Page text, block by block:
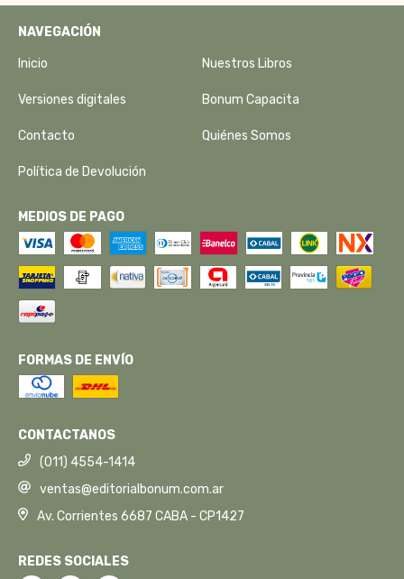
NAVEGACIÓN
Inicio Nuestros Libros
Versiones digitales Bonum Capacita
Contacto Quiénes Somos
Política de Devolución
MEDIOS DE PAGO
FORMAS DE ENVÍO
CONTACTANOS
(011) 4554-1414
ventas@editorialbonum.com.ar
Av. Corrientes 6687 CABA - CP1427
REDES SOCIALES